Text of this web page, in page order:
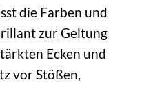
die Farben und
zur Geltung
Ecken und
vor Stößen,